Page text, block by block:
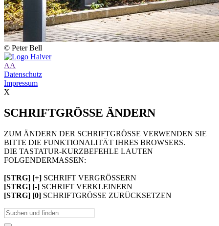
© Peter Bell
AA
Datenschutz
Impressum
X
SCHRIFTGRÖSSE ÄNDERN
ZUM ÄNDERN DER SCHRIFTGRÖSSE VERWENDEN SIE
BITTE DIE FUNKTIONALITÄT IHRES BROWSERS.
DIE TASTATUR-KURZBEFEHLE LAUTEN
FOLGENDERMASSEN:
[STRG] [+] SCHRIFT VERGRÖSSERN
[STRG] [-] SCHRIFT VERKLEINERN
[STRG] [0] SCHRIFTGRÖSSE ZURÜCKSETZEN